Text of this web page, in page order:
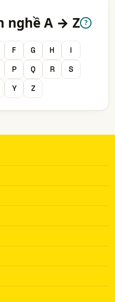
nghề A → Z ?
F G H
I
P Q R
S
Y Z